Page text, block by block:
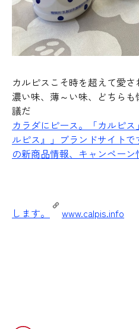
カルピスこそ時を超えて愛さ
濃い味、薄～い味、どちら
議だ
カラダにピース。「カルピス」
ルピス』」ブランドサイト
の新商品情報、キャンペー
します。 www.calpis.info